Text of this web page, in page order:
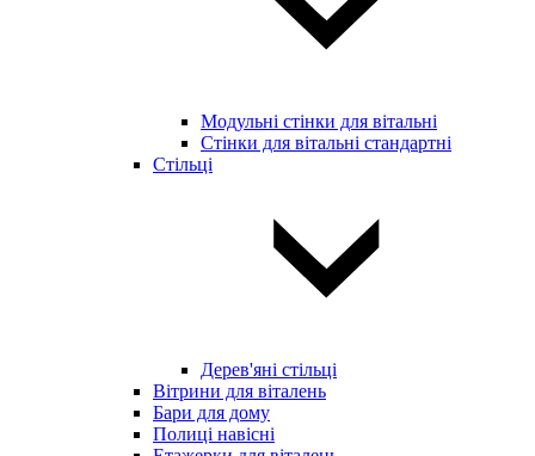
Модульні стінки для вітальні
Стінки для вітальні стандартні
Стільці
Дерев'яні стільці
Вітрини для віталень
Бари для дому
Полиці навісні